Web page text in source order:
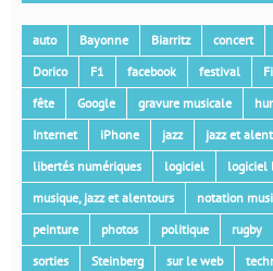
auto Bayonne Biarritz concert
Dorico
F1 facebook festival
fête
Google gravure musicale
Internet
iPhone jazz jazz et
libertés numériques
logiciel logiciel
musique, jazz et alentours
notation
peinture
photos politique rugby
sorties
Steinberg sur le web